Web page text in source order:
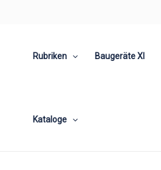
Rubriken Baugeräte XI
Kataloge